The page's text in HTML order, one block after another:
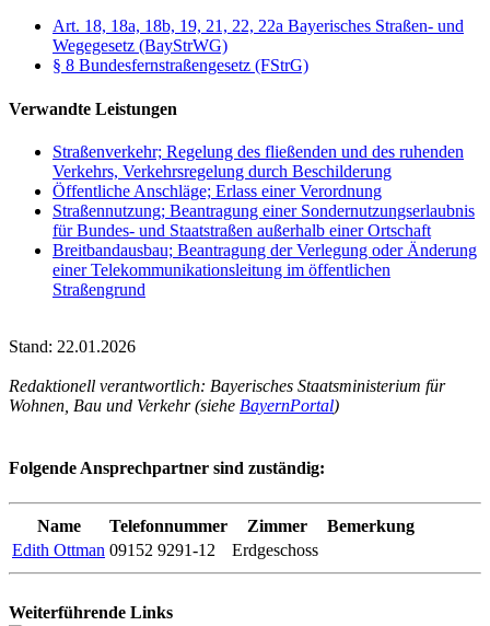
Art. 18, 18a, 18b, 19, 21, 22, 22a Bayerisches Straßen- und
Wegegesetz (BayStrWG)
§ 8 Bundesfernstraßengesetz (FStrG)
Verwandte Leistungen
Straßenverkehr; Regelung des fließenden und des ruhenden
Verkehrs, Verkehrsregelung durch Beschilderung
Öffentliche Anschläge; Erlass einer Verordnung
Straßennutzung; Beantragung einer Sondernutzungserlaubnis
für Bundes- und Staatstraßen außerhalb einer Ortschaft
Breitbandausbau; Beantragung der Verlegung oder Änderung
einer Telekommunikationsleitung im öffentlichen
Straßengrund
Stand: 22.01.2026
Redaktionell verantwortlich: Bayerisches Staatsministerium für
Wohnen, Bau und Verkehr (siehe BayernPortal)
Folgende Ansprechpartner sind zuständig:
Name Telefonnummer Zimmer
Bemerkung
Edith Ottman 09152 9291-12 Erdgeschoss
Weiterführende Links